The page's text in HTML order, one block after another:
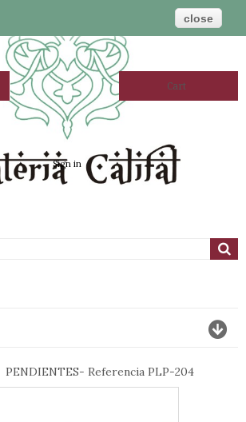
Sign in
Cart
PENDIENTES- Referencia PLP-204
close